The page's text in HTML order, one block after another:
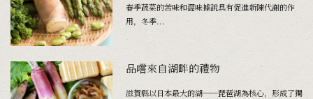
春季蔬菜的苦味和澀味據說具有促進新陳代謝的作
用，冬季...
品嚐來自湖畔的禮物
滋賀縣以日本最大的湖──琵琶湖為核心，形成了獨